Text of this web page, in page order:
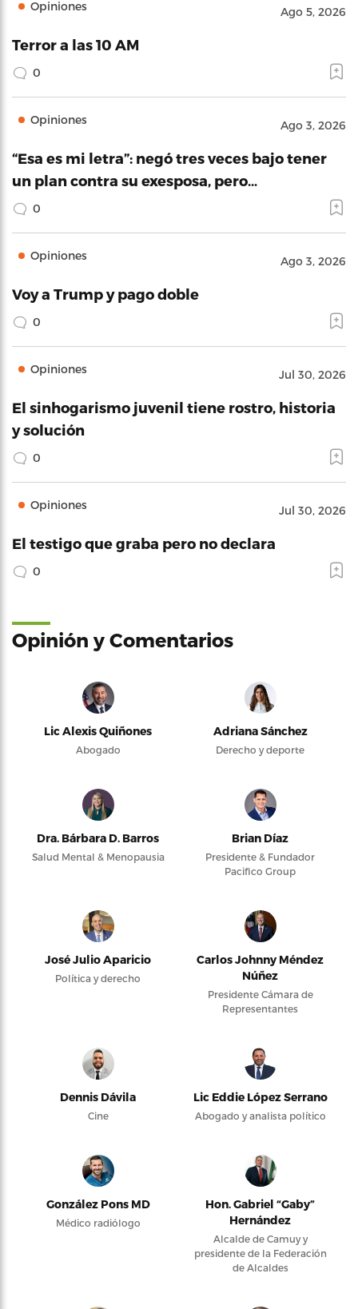
Opiniones Ago 5, 2026
Terror a las 10 AM
0
Opiniones Ago 3, 2026
“Esa es mi letra”: negó tres veces bajo tener
un plan contra su exesposa, pero…
0
Opiniones Ago 3, 2026
Voy a Trump y pago doble
0
Opiniones Jul 30, 2026
El sinhogarismo juvenil tiene rostro, historia
y solución
0
Opiniones Jul 30, 2026
El testigo que graba pero no declara
0
Opinión y Comentarios
Lic Alexis Quiñones
Abogado
Adriana Sánchez
Derecho y deporte
Dra. Bárbara D. Barros
Salud Mental & Menopausia
Brian Díaz
Presidente & Fundador
Pacifico Group
José Julio Aparicio
Política y derecho
Carlos Johnny Méndez
Núñez
Presidente Cámara de
Representantes
Dennis Dávila
Cine
Lic Eddie López Serrano
Abogado y analista político
González Pons MD
Médico radiólogo
Hon. Gabriel “Gaby”
Hernández
Alcalde de Camuy y
presidente de la Federación
de Alcaldes